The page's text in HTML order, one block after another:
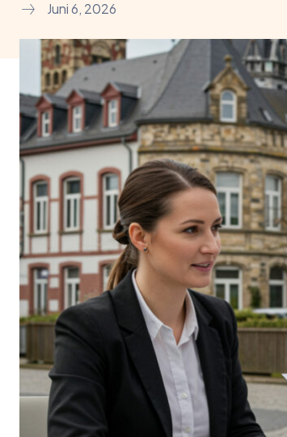
Juni 6, 2026